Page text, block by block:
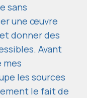
sans
une œuvre
donner des
Avant
mes
les sources
le fait de